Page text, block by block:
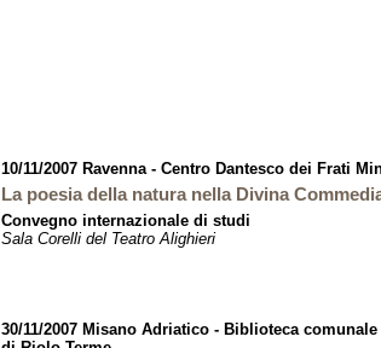
10/11/2007 Ravenna - Centro Dantesco dei Frati
La poesia della natura nella Divina
Convegno internazionale di studi
Sala Corelli del Teatro Alighieri
30/11/2007 Misano Adriatico - Biblioteca